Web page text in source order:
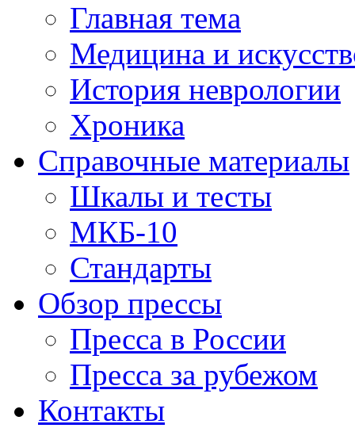
Главная тема
Медицина и
История неврологии
Хроника
Справочные материалы
Шкалы и тесты
МКБ-10
Стандарты
Обзор прессы
Пресса в России
Пресса за рубежом
Контакты